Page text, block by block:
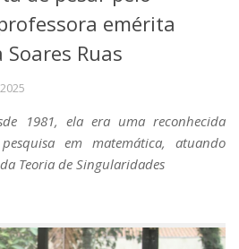
emérita
Ruas
1981, ela era uma reconhecida
em matemática, atuando
Teoria de Singularidades